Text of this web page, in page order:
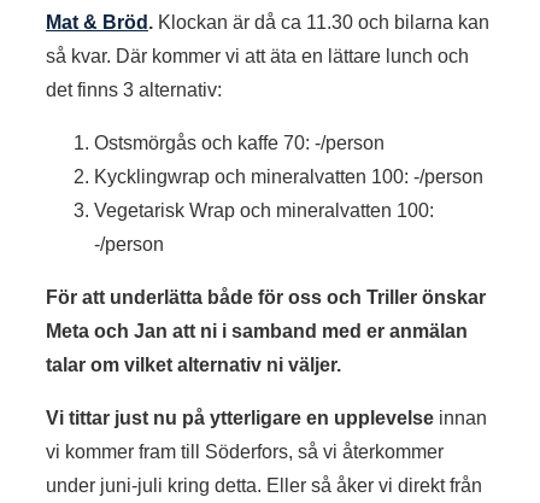
Mat & Bröd . Klockan är då ca 11.30 och bilarna kan
så kvar. Där kommer vi att äta en lättare lunch och
det finns 3 alternativ:
Ostsmörgås och kaffe 70: -/person
Kycklingwrap och mineralvatten 100: -/person
Vegetarisk Wrap och mineralvatten 100:
-/person
För att underlätta både för oss och Triller önskar
Meta och Jan att ni i samband med er anmälan
talar om vilket alternativ ni väljer.
Vi tittar just nu på ytterligare en upplevelse innan
vi kommer fram till Söderfors, så vi återkommer
under juni-juli kring detta. Eller så åker vi direkt från